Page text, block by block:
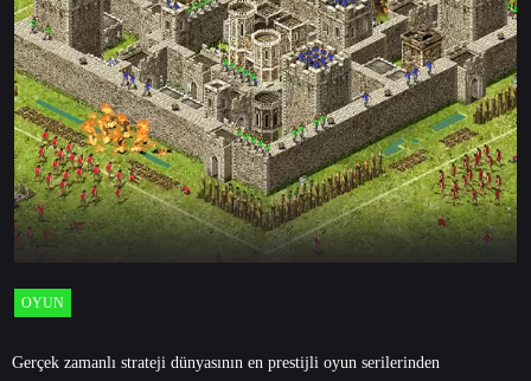
OYUN
Gerçek zamanlı strateji dünyasının en prestijli oyun serilerinden